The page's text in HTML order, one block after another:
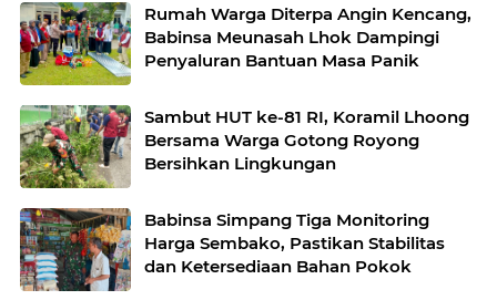
Rumah Warga Diterpa Angin Kencang,
Babinsa Meunasah Lhok Dampingi
Penyaluran Bantuan Masa Panik
Sambut HUT ke-81 RI, Koramil Lhoong
Bersama Warga Gotong Royong
Bersihkan Lingkungan
Babinsa Simpang Tiga Monitoring
Harga Sembako, Pastikan Stabilitas
dan Ketersediaan Bahan Pokok